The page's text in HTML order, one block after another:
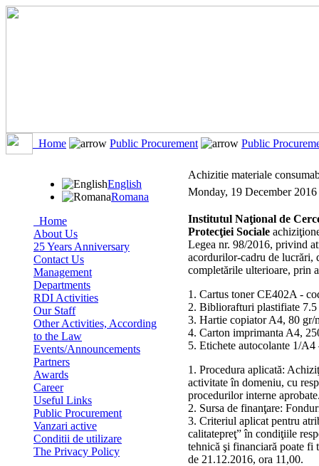
Home Public Procurement Public
English
Romana
Home
About Us
25 Years Anniversary
Contact Us
Management
Departments
RDI Activities
Our Staff
Other Activities, According
to the Law
Events/Announcements
Partners
Awards
Career
Useful Links
Public Procurement
Vanzari active
Conditii de utilizare
The Privacy Policy
Achizitie materiale
Monday, 19 December 2016
Institutul Naţional de
Protecţiei Sociale
Legea nr. 98/2016, privind
acordurilor-cadru de lucrări,
completările ulterioare, prin
1. Cartus toner CE402A -
2. Bibliorafturi plastifiate
3. Hartie copiator A4, 80
4. Carton imprimanta A4,
5. Etichete autocolante 1/
1. Procedura aplicată:
activitate în domeniu, cu
procedurilor interne
2. Sursa de finanţare:
3. Criteriul aplicat pentru
calitatepreţ” în condiţiile
tehnică şi financiară poate fi
de 21.12.2016, ora 11,00.